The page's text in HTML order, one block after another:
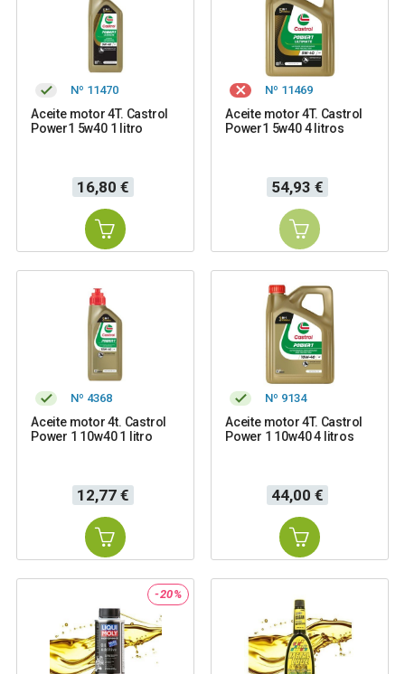
Nº 11470
Aceite motor 4T. Castrol
Power1 5w40 1 litro
Precio
16,80 €
Nº 11469
Aceite motor 4T. Castrol
Power1 5w40 4 litros
Precio
54,93 €
Nº 4368
Aceite motor 4t. Castrol
Power 1 10w40 1 litro
Precio
12,77 €
Nº 9134
Aceite motor 4T. Castrol
Power 1 10w40 4 litros
Precio
44,00 €
-20%